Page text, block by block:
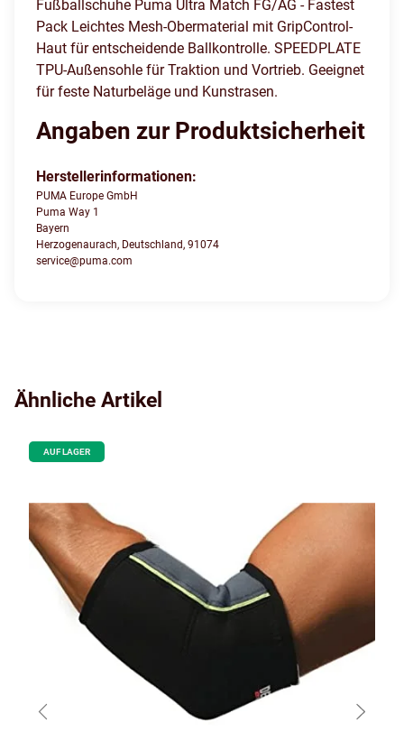
Fußballschuhe Puma Ultra Match FG/AG - Fastest
Pack Leichtes Mesh-Obermaterial mit GripControl-
Haut für entscheidende Ballkontrolle. SPEEDPLATE
TPU-Außensohle für Traktion und Vortrieb. Geeignet
für feste Naturbeläge und Kunstrasen.
Angaben zur Produktsicherheit
Herstellerinformationen:
PUMA Europe GmbH
Puma Way 1
Bayern
Herzogenaurach, Deutschland, 91074
service@puma.com
Ähnliche Artikel
AUF LAGER